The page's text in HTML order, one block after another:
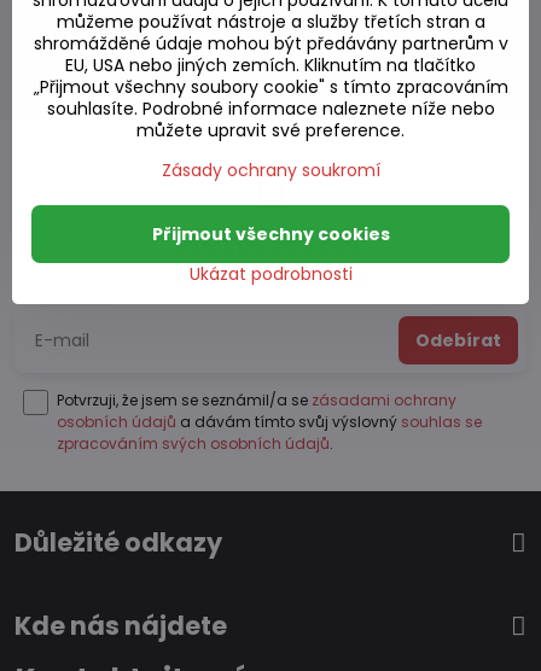
údajů a o pravidlech ochrany osobních údajů, případně je budu
informovat nejpozději do jednoho měsíce od poskytnutí těchto
osobních údajů Správci. Zaškrtnutím tohoto políčka rovněž
potvrzuji, že jsem starší 16 let.
Newsletter
Odebírat naše novinky:
Odebírat
Potvrzuji, že jsem se seznámil/a se zásadami ochrany
osobních údajů a dávám tímto svůj výslovný souhlas se
zpracováním svých osobních údajů.
Důležité odkazy
Kde nás nájdete
můžeme používat nástroje a služby třetích stran a
shromážděné údaje mohou být předávány partnerům v
EU, USA nebo jiných zemích. Kliknutím na tlačítko
„Přijmout všechny soubory cookie" s tímto zpracováním
souhlasíte. Podrobné informace naleznete níže nebo
můžete upravit své preference.
Zásady ochrany soukromí
Ukázat podrobnosti
Přijmout všechny cookies